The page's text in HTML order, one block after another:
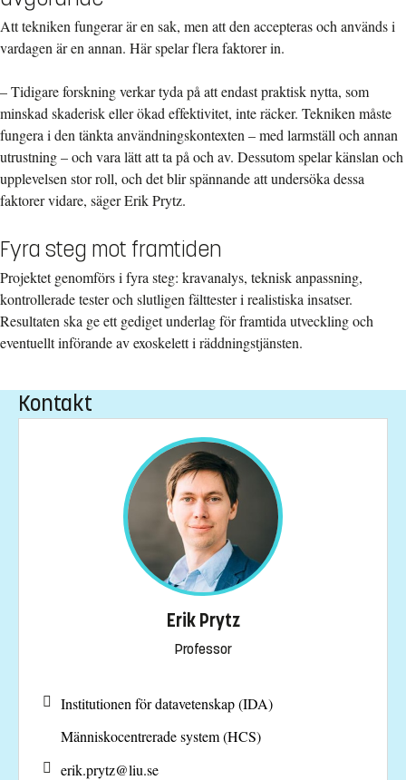
Att tekniken fungerar är en sak, men att den accepteras och används i
vardagen är en annan. Här spelar flera faktorer in.
– Tidigare forskning verkar tyda på att endast praktisk nytta, som
minskad skaderisk eller ökad effektivitet, inte räcker. Tekniken måste
fungera i den tänkta användningskontexten – med larmställ och annan
utrustning – och vara lätt att ta på och av. Dessutom spelar känslan och
upplevelsen stor roll, och det blir spännande att undersöka dessa
faktorer vidare, säger Erik Prytz.
Fyra steg mot framtiden
Projektet genomförs i fyra steg: kravanalys, teknisk anpassning,
kontrollerade tester och slutligen fälttester i realistiska insatser.
Resultaten ska ge ett gediget underlag för framtida utveckling och
eventuellt införande av exoskelett i räddningstjänsten.
Kontakt
Erik Prytz
Professor
Institutionen för datavetenskap (IDA)
Människocentrerade system (HCS)
erik.prytz@liu.se